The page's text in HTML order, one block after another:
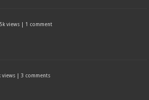
views | 1 comment
views | 3 comments